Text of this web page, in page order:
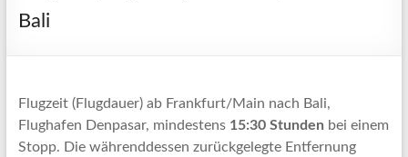
Bali
Flugzeit (Flugdauer) ab Frankfurt/Main nach Bali,
Flughafen Denpasar, mindestens 15:30 Stunden bei einem
Stopp. Die währenddessen zurückgelegte Entfernung